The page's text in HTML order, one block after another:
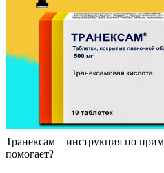
Транексам – инструкция по
помогает?